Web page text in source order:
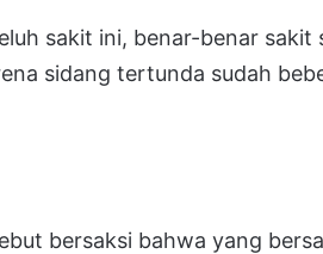
sakit ini, benar-benar sakit
sidang tertunda sudah
bersaksi bahwa yang